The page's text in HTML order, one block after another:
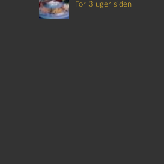
For 3 uger siden